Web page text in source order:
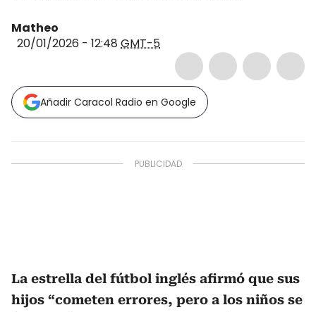
Matheo
20/01/2026 - 12:48 GMT-5
Añadir Caracol Radio en Google
La estrella del fútbol inglés afirmó que sus
hijos “cometen errores, pero a los niños se